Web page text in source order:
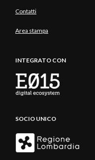
Contatti
Area stampa
INTEGRATO CON
SOCIO UNICO